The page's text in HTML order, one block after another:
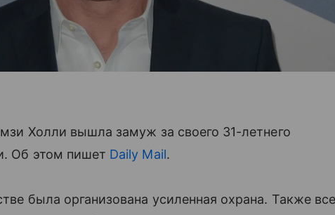
Холли вышла замуж за своего 31-летнего
Об этом пишет Daily Mail.
была организована усиленная охрана. Также